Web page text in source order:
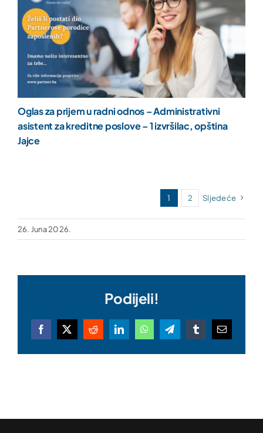
Oglas za prijem u radni odnos – Administrativni
asistent za kreditne poslove – 1 izvršilac, opština
Jajce
1 2 Sljedeće
26. Juna 2026.
Podijeli!
Facebook
X RedditLinkedInWhatsAppTelegramTumblrEmail